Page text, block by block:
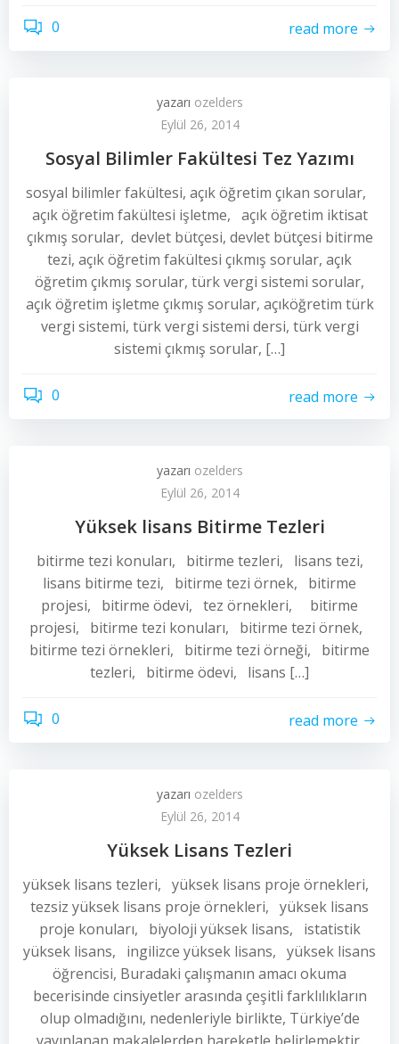
0 read more
yazarı ozelders
Eylül 26, 2014
Sosyal Bilimler Fakültesi Tez Yazımı
sosyal bilimler fakültesi, açık öğretim çıkan sorular,
açık öğretim fakültesi işletme, açık öğretim iktisat
çıkmış sorular, devlet bütçesi, devlet bütçesi bitirme
tezi, açık öğretim fakültesi çıkmış sorular, açık
öğretim çıkmış sorular, türk vergi sistemi sorular,
açık öğretim işletme çıkmış sorular, açıköğretim türk
vergi sistemi, türk vergi sistemi dersi, türk vergi
sistemi çıkmış sorular, […]
0 read more
yazarı ozelders
Eylül 26, 2014
Yüksek lisans Bitirme Tezleri
bitirme tezi konuları, bitirme tezleri, lisans tezi,
lisans bitirme tezi, bitirme tezi örnek, bitirme
projesi, bitirme ödevi, tez örnekleri, bitirme
projesi, bitirme tezi konuları, bitirme tezi örnek,
bitirme tezi örnekleri, bitirme tezi örneği, bitirme
tezleri, bitirme ödevi, lisans […]
0 read more
yazarı ozelders
Eylül 26, 2014
Yüksek Lisans Tezleri
yüksek lisans tezleri, yüksek lisans proje örnekleri,
tezsiz yüksek lisans proje örnekleri, yüksek lisans
proje konuları, biyoloji yüksek lisans, istatistik
yüksek lisans, ingilizce yüksek lisans, yüksek lisans
öğrencisi, Buradaki çalışmanın amacı okuma
becerisinde cinsiyetler arasında çeşitli farklılıkların
olup olmadığını, nedenleriyle birlikte, Türkiye’de